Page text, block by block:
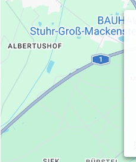
Leistungsspektrum: